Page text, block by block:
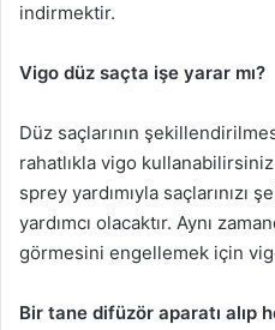
indirmektir.
Vigo düz saçta işe yarar mı?
Düz saçlarının
rahatlıkla vigo
sprey yardımıyla saçlarınızı
yardımcı olacaktır. Aynı
görmesini engellemek için
Bir tane difüzör aparatı alıp